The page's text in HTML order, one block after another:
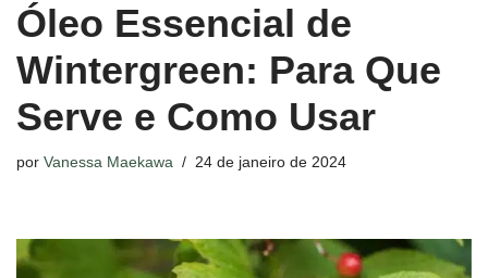
Óleo Essencial de
Wintergreen: Para Que
Serve e Como Usar
por Vanessa Maekawa 24 de janeiro de 2024